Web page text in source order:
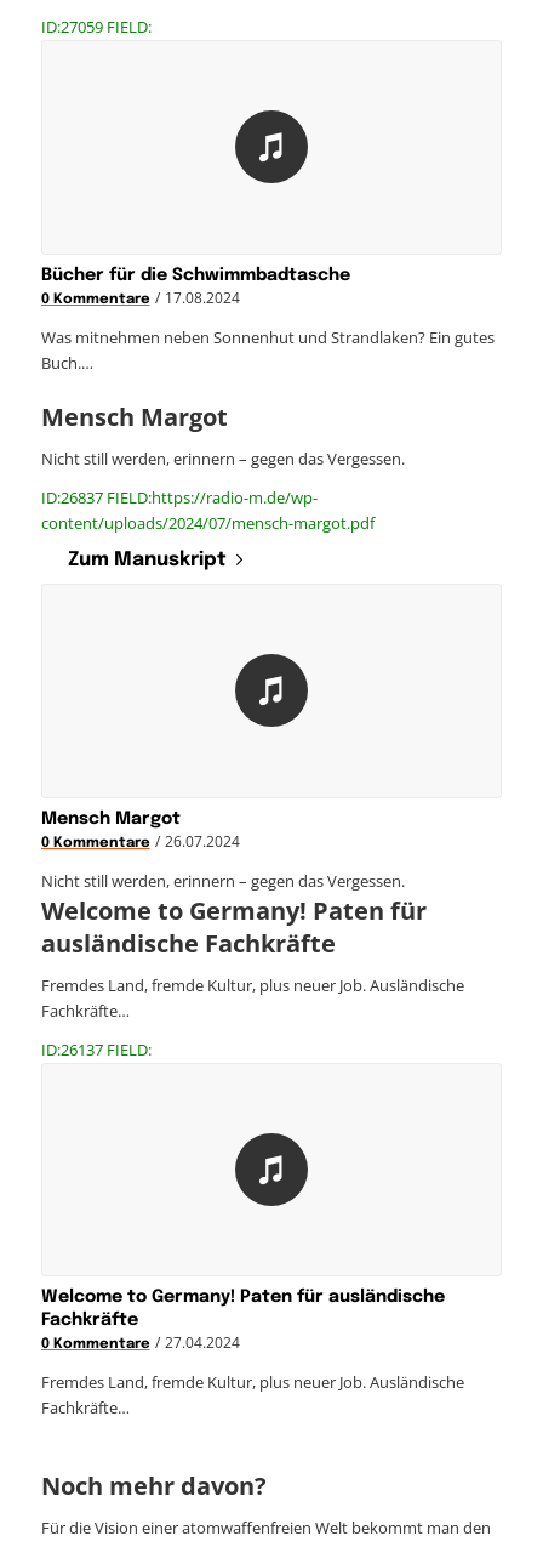
ID:27059 FIELD:
Bücher für die Schwimmbadtasche
0 Kommentare / 17.08.2024
Was mitnehmen neben Sonnenhut und Strandlaken? Ein gutes
Buch.…
Mensch Margot
Nicht still werden, erinnern – gegen das Vergessen.
ID:26837 FIELD:https://radio-m.de/wp-
content/uploads/2024/07/mensch-margot.pdf
Zum Manuskript
Mensch Margot
0 Kommentare / 26.07.2024
Nicht still werden, erinnern – gegen das Vergessen.
Welcome to Germany! Paten für
ausländische Fachkräfte
Fremdes Land, fremde Kultur, plus neuer Job. Ausländische
Fachkräfte…
ID:26137 FIELD:
Welcome to Germany! Paten für ausländische
Fachkräfte
0 Kommentare / 27.04.2024
Fremdes Land, fremde Kultur, plus neuer Job. Ausländische
Fachkräfte…
Noch mehr davon?
Für die Vision einer atomwaffenfreien Welt bekommt man den